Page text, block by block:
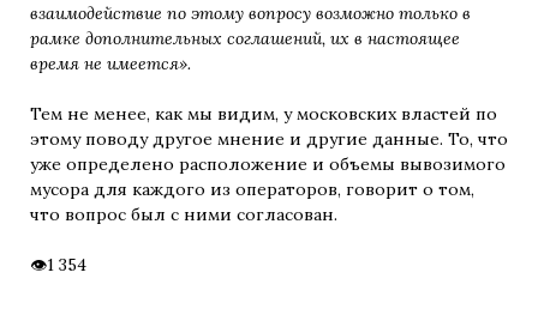
взаимодействие по этому вопросу возможно только в
рамке дополнительных соглашений, их в настоящее
время не имеется».
Тем не менее, как мы видим, у московских властей по
этому поводу другое мнение и другие данные. То, что
уже определено расположение и объемы вывозимого
мусора для каждого из операторов, говорит о том,
что вопрос был с ними согласован.
1 354